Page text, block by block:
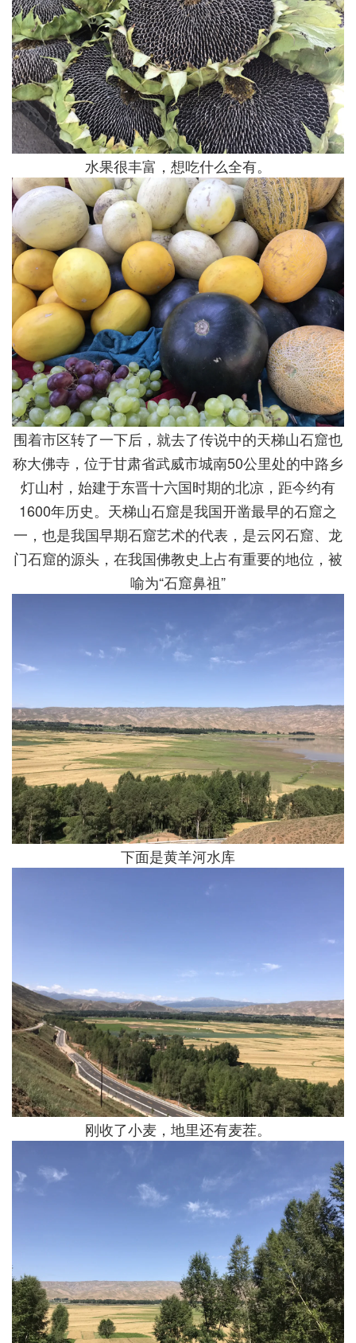
水果很丰富，想吃什么全有。
围着市区转了一下后，就去了传说中的天梯山石窟也
称大佛寺，位于甘肃省武威市城南50公里处的中路乡
灯山村，始建于东晋十六国时期的北凉，距今约有
1600年历史。天梯山石窟是我国开凿最早的石窟之
一，也是我国早期石窟艺术的代表，是云冈石窟、龙
门石窟的源头，在我国佛教史上占有重要的地位，被
喻为“石窟鼻祖”
下面是黄羊河水库
刚收了小麦，地里还有麦茬。